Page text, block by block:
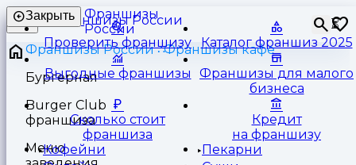
Франшизы
России
⏳
Закрыть
Проверить франшизу Каталог франшиз 2025
Выгодные франшизы
Франшизы для малого
бизнеса
Сколько стоит
франшиза
Кредит
на франшизу
Кофейни
Пекарни
Франшизы России
Франшизы кафе
Бургерная
Burger Club
франшиза
Меню